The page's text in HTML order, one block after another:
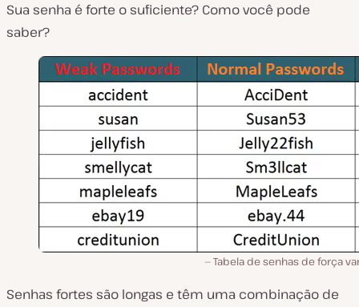
Sua senha é forte o suficiente? Como você pode
saber?
Tabela de senhas de força
Senhas fortes são longas e têm uma combinação de